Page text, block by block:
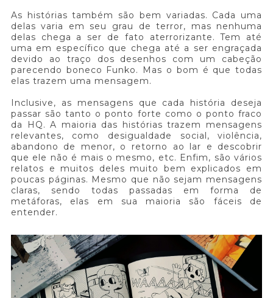
As histórias também são bem variadas. Cada uma
delas varia em seu grau de terror, mas nenhuma
delas chega a ser de fato aterrorizante. Tem até
uma em específico que chega até a ser engraçada
devido ao traço dos desenhos com um cabeção
parecendo boneco Funko. Mas o bom é que todas
elas trazem uma mensagem.
Inclusive, as mensagens que cada história deseja
passar são tanto o ponto forte como o ponto fraco
da HQ. A maioria das histórias trazem mensagens
relevantes, como desigualdade social, violência,
abandono de menor, o retorno ao lar e descobrir
que ele não é mais o mesmo, etc. Enfim, são vários
relatos e muitos deles muito bem explicados em
poucas páginas. Mesmo que não sejam mensagens
claras, sendo todas passadas em forma de
metáforas, elas em sua maioria são fáceis de
entender.